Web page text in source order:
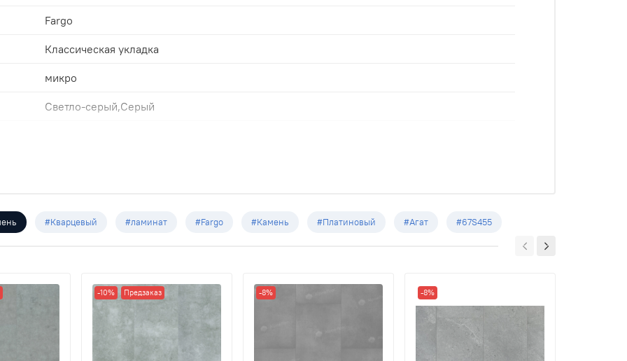
Fargo
Классическая укладка
микро
Светло-серый,Серый
600х300х4.0мм
#Кварцевый #ламинат #Fargo #Камень #Платиновый #Агат #67S455
-10% Предзаказ -8% -8%